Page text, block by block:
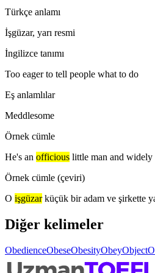
Türkçe anlamı
İşgüzar, yarı resmi
İngilizce tanımı
Too eager to tell people what to do
Eş anlamlılar
Meddlesome
Örnek cümle
He's an officious little man and widely
Örnek cümle (çeviri)
O işgüzar küçük bir adam ve şirkette
Diğer kelimeler
ObedienceObeseObesityObeyObject